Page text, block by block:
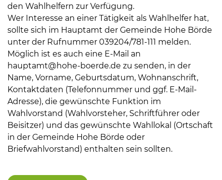
den Wahlhelfern zur Verfügung.
Wer Interesse an einer Tätigkeit als Wahlhelfer hat,
sollte sich im Hauptamt der Gemeinde Hohe Börde
unter der Rufnummer 039204/781-111 melden.
Möglich ist es auch eine E-Mail an
hauptamt@hohe-boerde.de zu senden, in der
Name, Vorname, Geburtsdatum, Wohnanschrift,
Kontaktdaten (Telefonnummer und ggf. E-Mail-
Adresse), die gewünschte Funktion im
Wahlvorstand (Wahlvorsteher, Schriftführer oder
Beisitzer) und das gewünschte Wahllokal (Ortschaft
in der Gemeinde Hohe Börde oder
Briefwahlvorstand) enthalten sein sollten.
Weitere Informationen